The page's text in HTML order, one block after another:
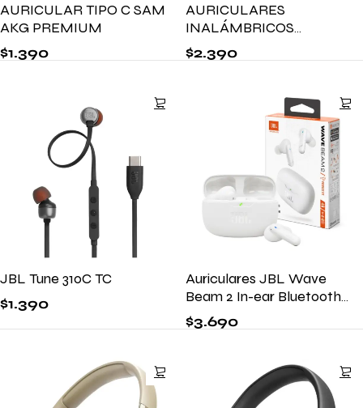
AURICULAR TIPO C SAM
AKG PREMIUM
$1.390
AURICULARES
INALÁMBRICOS
ENDURANCE RUN 3
WIRELESS
$2.390
JBL Tune 310C TC
$1.390
Auriculares JBL Wave
Beam 2 In-ear Bluetooth
ANC
$3.690